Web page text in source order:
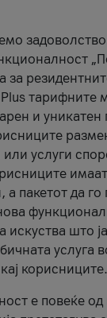
за
тарифните
и уникатен
или услуги
а пакетот да го
искуства што ја
услуга
корисниците.
е повеќе од